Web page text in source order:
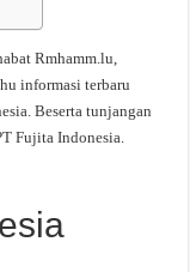
Rmhamm.lu,
informasi terbaru
Beserta tunjangan
Fujita Indonesia.